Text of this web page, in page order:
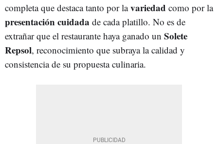
completa que destaca tanto por lavariedad como por la
presentación cuidada de cada platillo. No es de
extrañar que el restaurante haya ganado un Solete
Repsol, reconocimiento que subraya la calidad y
consistencia de su propuesta culinaria.